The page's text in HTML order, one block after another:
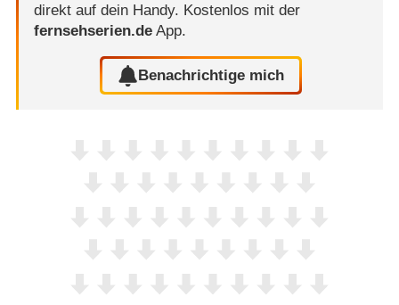
direkt auf dein Handy. Kostenlos mit der
fernsehserien.deApp.
Benachrichtige mich